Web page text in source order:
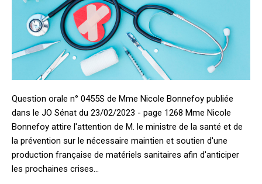
Question orale n° 0455S de Mme Nicole Bonnefoy publiée
dans le JO Sénat du 23/02/2023 - page 1268 Mme Nicole
Bonnefoy attire l'attention de M. le ministre de la santé et de
la prévention sur le nécessaire maintien et soutien d'une
production française de matériels sanitaires afin d'anticiper
les prochaines crises...